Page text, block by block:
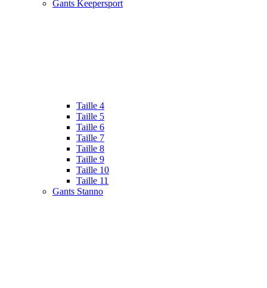
Gants Keepersport
Taille 4
Taille 5
Taille 6
Taille 7
Taille 8
Taille 9
Taille 10
Taille 11
Gants Stanno